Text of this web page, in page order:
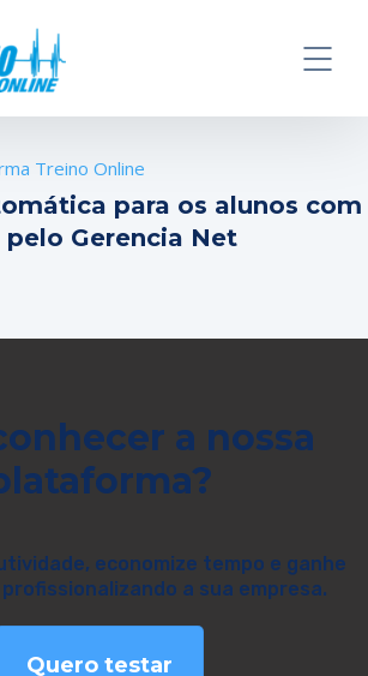
Treino Online
para os alunos com
Gerencia Net
a nossa
economize tempo e ganhe
a sua empresa.
Quero testar